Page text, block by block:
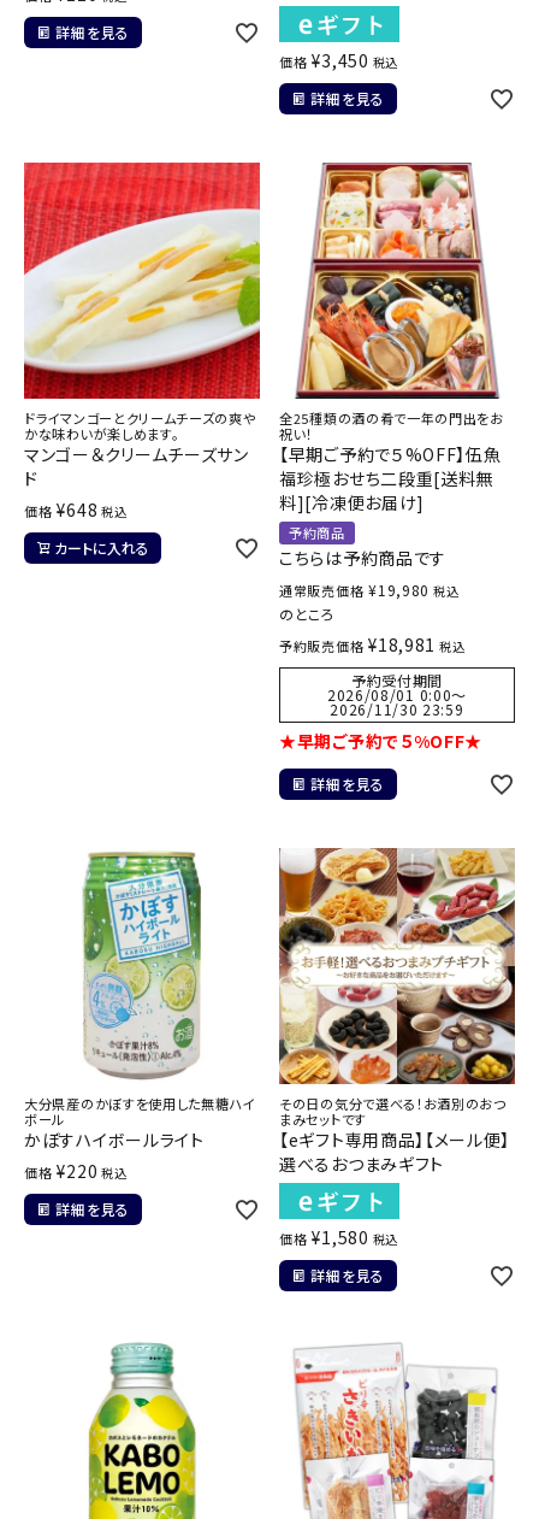
詳細を見る
価格 ¥3,450 税込
詳細を見る
ドライマンゴーとクリームチーズの爽や
かな味わいが楽しめます。
マンゴー＆クリームチーズサン
ド
価格 ¥648 税込
カートに入れる
全25種類の酒の肴で一年の門出をお
祝い！
【早期ご予約で５%OFF】伍魚
福珍極おせち二段重[送料無
料][冷凍便お届け]
予約商品
こちらは予約商品です
通常販売価格 ¥19,980 税込
のところ
予約販売価格 ¥18,981 税込
予約受付期間
2026/08/01 0:00〜
2026/11/30 23:59
★早期ご予約で５%OFF★
詳細を見る
大分県産のかぼすを使用した無糖ハイ
ボール
かぼすハイボールライト
価格 ¥220 税込
詳細を見る
その日の気分で選べる！お酒別のおつ
まみセットです
【eギフト専用商品】【メール便】
選べるおつまみギフト
価格 ¥1,580 税込
詳細を見る